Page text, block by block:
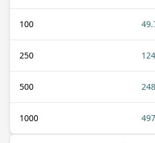
100
250
500
1000